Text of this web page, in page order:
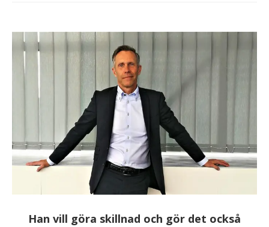
Han vill göra skillnad och gör det också